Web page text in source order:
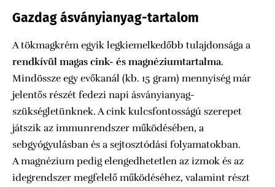
Gazdag ásványianyag-tartalom
A tökmagkrém egyik legkiemelkedőbb tulajdonsága a
rendkívül magas cink- és magnéziumtartalma.
Mindössze egy evőkanál (kb. 15 gram) mennyiség már
jelentős részét fedezi napi ásványianyag-
szükségletünknek. A cink kulcsfontosságú szerepet
játszik az immunrendszer működésében, a
sebgyógyulásban és a sejtosztódási folyamatokban.
A magnézium pedig elengedhetetlen az izmok és az
idegrendszer megfelelő működéséhez, valamint részt